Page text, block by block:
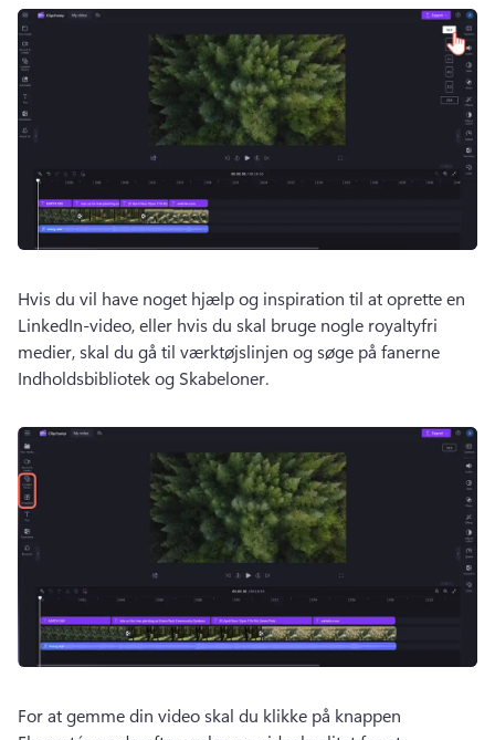
Hvis du vil have noget hjælp og inspiration til at oprette en
LinkedIn-video, eller hvis du skal bruge nogle royaltyfri
medier, skal du gå til værktøjslinjen og søge på fanerne
Indholdsbibliotek og Skabeloner.
For at gemme din video skal du klikke på knappen